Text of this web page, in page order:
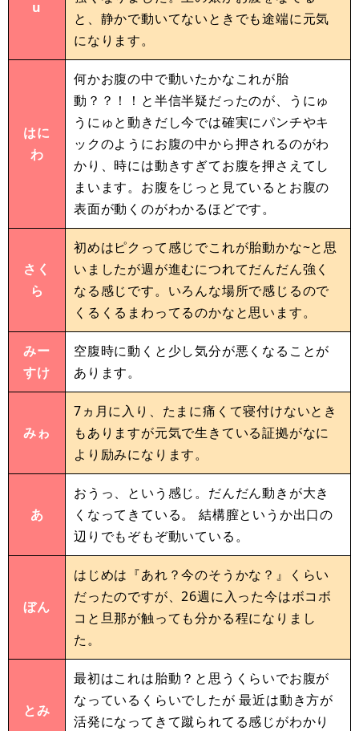
u
と、静かで動いてないときでも途端に元気
になります。
はに
わ
何かお腹の中で動いたかなこれが胎
動？？！！と半信半疑だったのが、うにゅ
うにゅと動きだし今では確実にパンチやキ
ックのようにお腹の中から押されるのがわ
かり、時には動きすぎてお腹を押さえてし
まいます。お腹をじっと見ているとお腹の
表面が動くのがわかるほどです。
さく
ら
初めはピクって感じでこれが胎動かな~と思
いましたが週が進むにつれてだんだん強く
なる感じです。いろんな場所で感じるので
くるくるまわってるのかなと思います。
みー
すけ
空腹時に動くと少し気分が悪くなることが
あります。
みゎ
7ヵ月に入り、たまに痛くて寝付けないとき
もありますが元気で生きている証拠がなに
より励みになります。
あ
おうっ、という感じ。だんだん動きが大き
くなってきている。 結構膣というか出口の
辺りでもぞもぞ動いている。
ぼん
はじめは『あれ？今のそうかな？』くらい
だったのですが、26週に入った今はボコボ
コと旦那が触っても分かる程になりまし
た。
とみ
最初はこれは胎動？と思うくらいでお腹が
なっているくらいでしたが 最近は動き方が
活発になってきて蹴られてる感じがわかり